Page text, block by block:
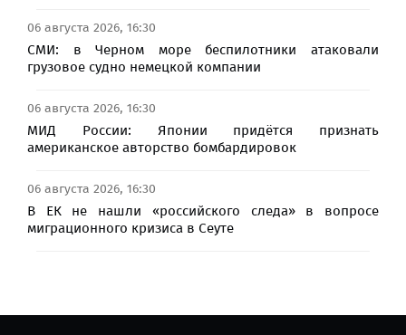
06 августа 2026, 16:30
СМИ: в Черном море беспилотники атаковали
грузовое судно немецкой компании
06 августа 2026, 16:30
МИД России: Японии придётся признать
американское авторство бомбардировок
06 августа 2026, 16:30
В ЕК не нашли «российского следа» в вопросе
миграционного кризиса в Сеуте